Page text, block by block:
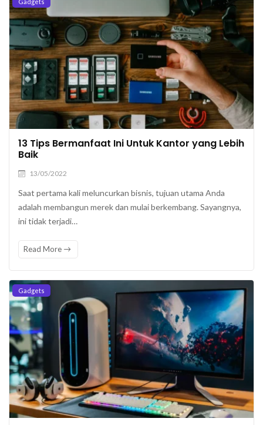
13 Tips Bermanfaat Ini Untuk Kantor yang Lebih
Baik
13/05/2022
Saat pertama kali meluncurkan bisnis, tujuan utama Anda
adalah membangun merek dan mulai berkembang. Sayangnya,
ini tidak terjadi…
Read More
Gadgets